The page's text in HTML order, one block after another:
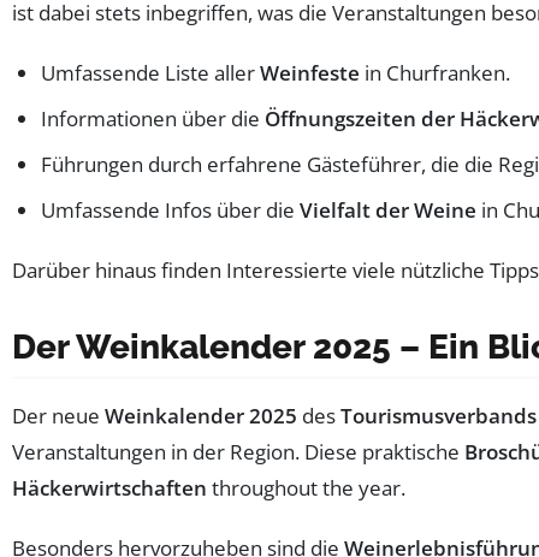
ist dabei stets inbegriffen, was die Veranstaltungen
Umfassende Liste allerWeinfeste in Churfranken.
Informationen über die Öffnungszeiten der
Führungen durch erfahrene Gästeführer, die die
Umfassende Infos über die Vielfalt der Weine in
Darüber hinaus finden Interessierte viele nützliche
Der Weinkalender 2025 – Ein
Der neue Weinkalender 2025 des
Veranstaltungen in der Region. Diese praktische
Häckerwirtschaften throughout the year.
Besonders hervorzuheben sind die